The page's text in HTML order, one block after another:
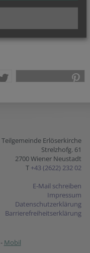
Teilgemeinde Erlöserkirche
Strelzhofg. 61
2700 Wiener Neustadt
T +43 (2622) 232 02
E-Mail schreiben
Impressum
Datenschutzerklärung
Barrierefreiheitserklärung
- Mobil